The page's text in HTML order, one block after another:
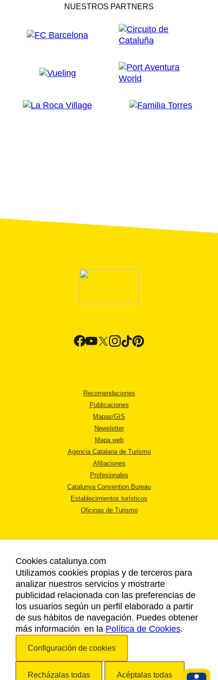
NUESTROS PARTNERS
Recomendaciones
Publicaciones
Mapas/GIS
Newsletter
Mapa web
Agencia Catalana de Turismo
Afiliaciones
Profesionales
Catalunya Convention Bureau
Establecimientos turísticos
Oficinas de Turismo
AVISO LEGAL
POLÍTICA DE PRIVACIDAD
COOKIES
ACCESSIBILIDAD
Copyright © 2026. Agencia Catalana de Turismo. Todos los derechos
Cookies catalunya.com
Utilizamos cookies propias y de terceros para
analizar nuestros servicios y mostrarte
publicidad relacionada con las preferencias de
los usuarios según un perfil elaborado a partir
de sus hábitos de navegación. Puedes obtener
más información en la Política de Cookies.
Configuración de cookies
Recházalas todas Acéptalas todas